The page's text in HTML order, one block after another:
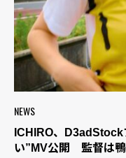
NEWS
ICHIRO、D3adStock
い”MV公開 監督は